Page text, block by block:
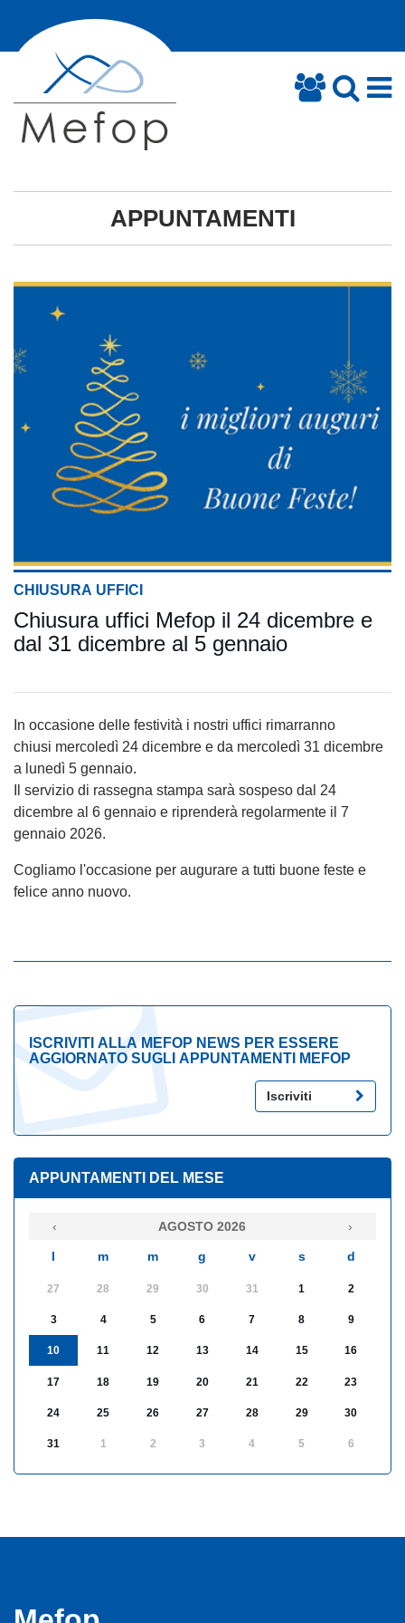
APPUNTAMENTI
CHIUSURA UFFICI
Chiusura uffici Mefop il 24 dicembre e
dal 31 dicembre al 5 gennaio
In occasione delle festività i nostri uffici rimarranno
chiusi mercoledì 24 dicembre e da mercoledì 31 dicembre
a lunedì 5 gennaio.
Il servizio di rassegna stampa sarà sospeso dal 24
dicembre al 6 gennaio e riprenderà regolarmente il 7
gennaio 2026.
Cogliamo l'occasione per augurare a tutti buone feste e
felice anno nuovo.
ISCRIVITI ALLA MEFOP NEWS PER ESSERE
AGGIORNATO SUGLI APPUNTAMENTI MEFOP
Iscriviti
APPUNTAMENTI DEL MESE
‹ AGOSTO 2026 ›
l m m g v s d
27 28 29 30 31 1 2
3 4 5 6 7 8 9
10 11 12 13 14 15 16
17 18 19 20 21 22 23
24 25 26 27 28 29 30
31 1 2 3 4 5 6